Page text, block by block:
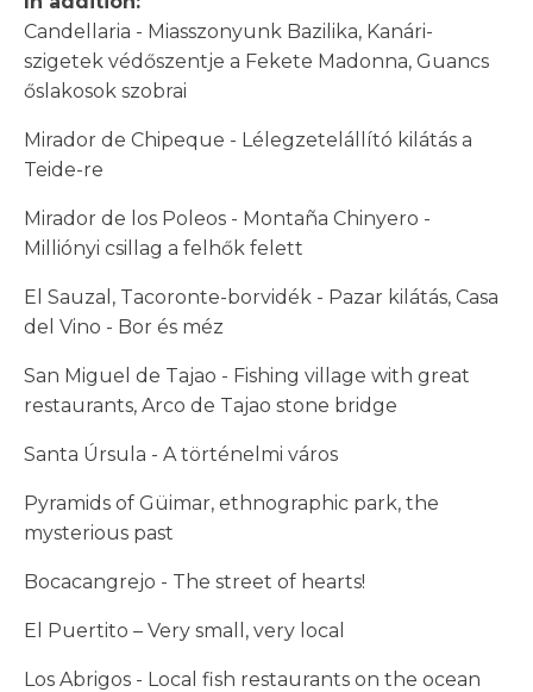
Candellaria - Miasszonyunk Bazilika, Kanári-
szigetek védőszentje a Fekete Madonna, Guancs
őslakosok szobrai
Mirador de Chipeque - Lélegzetelállító kilátás a
Teide-re
Mirador de los Poleos - Montaña Chinyero -
Milliónyi csillag a felhők felett
El Sauzal, Tacoronte-borvidék - Pazar kilátás, Casa
del Vino - Bor és méz
San Miguel de Tajao - Fishing village with great
restaurants, Arco de Tajao stone bridge
Santa Úrsula - A történelmi város
Pyramids of Güimar, ethnographic park, the
mysterious past
Bocacangrejo - The street of hearts!
El Puertito – Very small, very local
Los Abrigos - Local fish restaurants on the ocean